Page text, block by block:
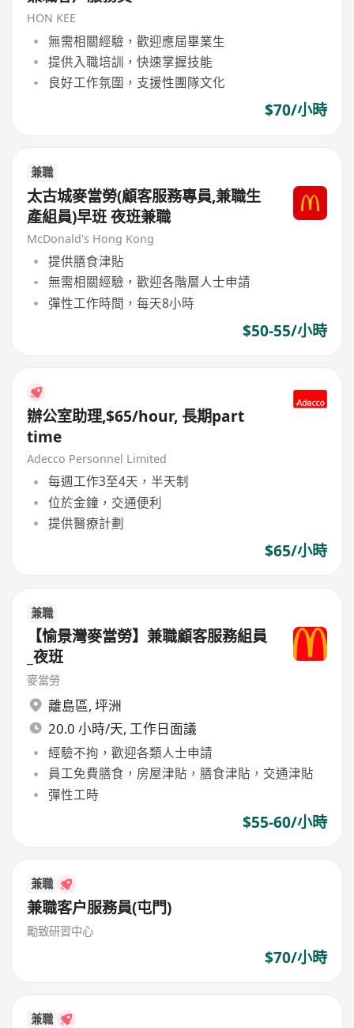
HON KEE
無需相關經驗，歡迎應屆畢業生
提供入職培訓，快速掌握技能
良好工作氛圍，支援性團隊文化
$70/小時
兼職
太古城麥當勞(顧客服務專員,兼職生
產組員)早班 夜班兼職
McDonald's Hong Kong
提供膳食津貼
無需相關經驗，歡迎各階層人士申請
彈性工作時間，每天8小時
$50-55/小時
辦公室助理,$65/hour, 長期part
time
Adecco Personnel Limited
每週工作3至4天，半天制
位於金鐘，交通便利
提供醫療計劃
$65/小時
兼職
【愉景灣麥當勞】兼職顧客服務組員
_夜班
麥當勞
離島區, 坪洲
20.0 小時/天, 工作日面議
經驗不拘，歡迎各類人士申請
員工免費膳食，房屋津貼，膳食津貼，交通津貼
彈性工時
$55-60/小時
兼職
兼職客户服務員(屯門)
勵致研習中心
$70/小時
兼職